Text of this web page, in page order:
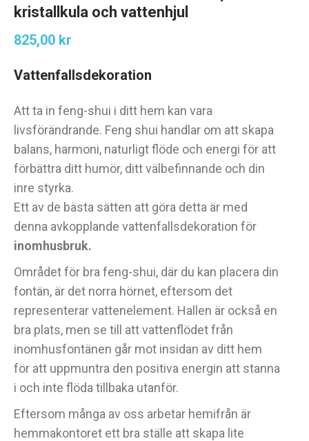
kristallkula och vattenhjul
825,00 kr
Vattenfallsdekoration
Att ta in feng-shui i ditt hem kan vara
livsförändrande. Feng shui handlar om att skapa
balans, harmoni, naturligt flöde och energi för att
förbättra ditt humör, ditt välbefinnande och din
inre styrka.
Ett av de bästa sätten att göra detta är med
denna avkopplande vattenfallsdekoration för
inomhusbruk.
Området för bra feng-shui, där du kan placera din
fontän, är det norra hörnet, eftersom det
representerar vattenelement. Hallen är också en
bra plats, men se till att vattenflödet från
inomhusfontänen går mot insidan av ditt hem
för att uppmuntra den positiva energin att stanna
i och inte flöda tillbaka utanför.
Eftersom många av oss arbetar hemifrån är
hemmakontoret ett bra ställe att skapa lite